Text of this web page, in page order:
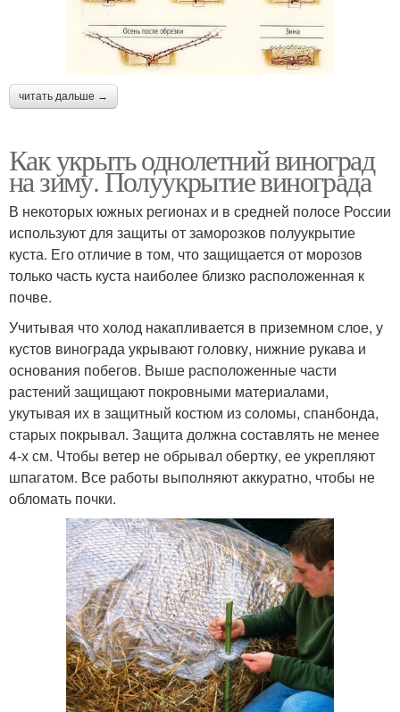
читать дальше →
Как укрыть однолетний виноград
на зиму. Полуукрытие винограда
В некоторых южных регионах и в средней полосе России
используют для защиты от заморозков полуукрытие
куста. Его отличие в том, что защищается от морозов
только часть куста наиболее близко расположенная к
почве.
Учитывая что холод накапливается в приземном слое, у
кустов винограда укрывают головку, нижние рукава и
основания побегов. Выше расположенные части
растений защищают покровными материалами,
укутывая их в защитный костюм из соломы, спанбонда,
старых покрывал. Защита должна составлять не менее
4-х см. Чтобы ветер не обрывал обертку, ее укрепляют
шпагатом. Все работы выполняют аккуратно, чтобы не
обломать почки.